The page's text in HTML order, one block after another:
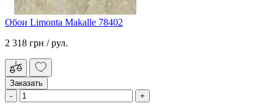
Обои Limonta Makalle 78402
2 318 грн / рул.
Заказать